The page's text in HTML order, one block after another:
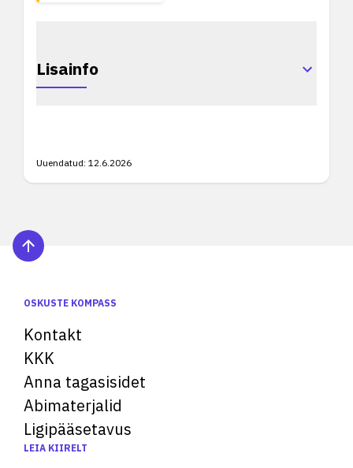
Lisainfo
Uuendatud: 12.6.2026
OSKUSTE KOMPASS
Kontakt
KKK
Anna tagasisidet
Abimaterjalid
Ligipääsetavus
LEIA KIIRELT